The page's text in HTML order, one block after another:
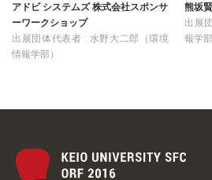
アドビ システムズ 株式会社スポンサ
ーワークショップ
出展団体代表者 : 水野大二郎（環境
情報学部）
熊坂
出展
報学部